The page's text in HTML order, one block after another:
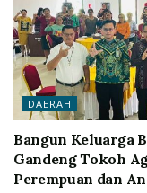
DAERAH
Bangun Keluarga
Gandeng Tokoh
Perempuan dan